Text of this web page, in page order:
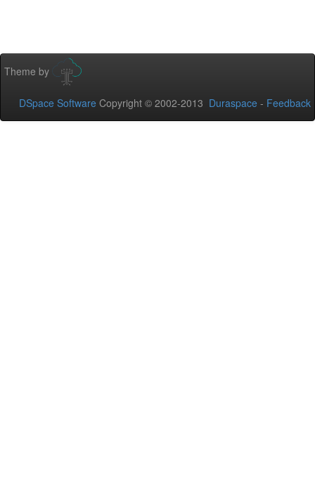
Theme by
DSpace Software Copyright © 2002-2013 Duraspace - Feedback